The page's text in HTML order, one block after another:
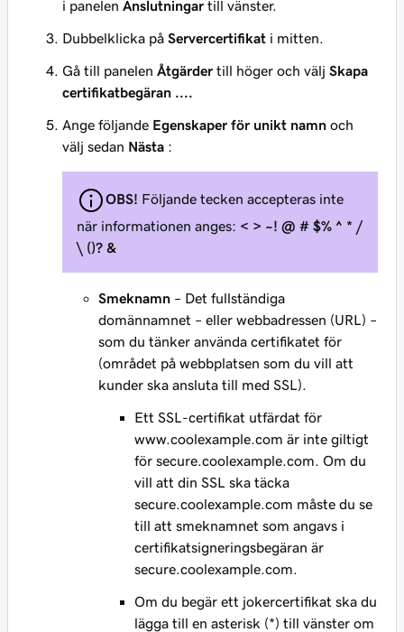
i panelen Anslutningar till vänster.
Dubbelklicka på Servercertifikat i mitten.
Gå till panelen Åtgärder till höger och välj Skapa
certifikatbegäran ....
Ange följande Egenskaper för unikt namn och
välj sedan Nästa :
OBS! Följande tecken accepteras inte
när informationen anges: < > ~! @ # $% ^ * /
\ ()? &
Smeknamn – Det fullständiga
domännamnet – eller webbadressen (URL) –
som du tänker använda certifikatet för
(området på webbplatsen som du vill att
kunder ska ansluta till med SSL).
Ett SSL-certifikat utfärdat för
www.coolexample.com är inte giltigt
för secure.coolexample.com . Om du
vill att din SSL ska täcka
secure.coolexample.com måste du se
till att smeknamnet som angavs i
certifikatsigneringsbegäran är
secure.coolexample.com
Om du begär ett jokercertifikat ska du
lägga till en asterisk (*) till vänster om